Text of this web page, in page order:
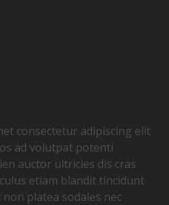
consectetur adipiscing elit
ad volutpat potenti
auctor ultricies dis cras
etiam blandit tincidunt
platea sodales nec